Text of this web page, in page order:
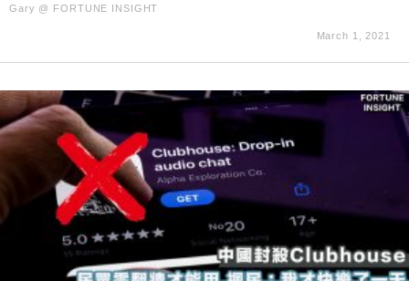
Gary @ FORTUNE INSIGHT
March 1, 2021